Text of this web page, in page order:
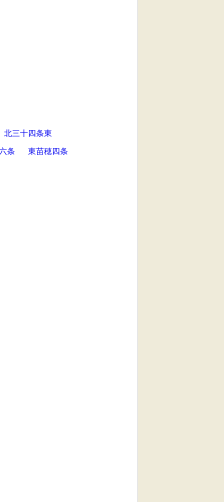
北三十四条東
条 東苗穂四条